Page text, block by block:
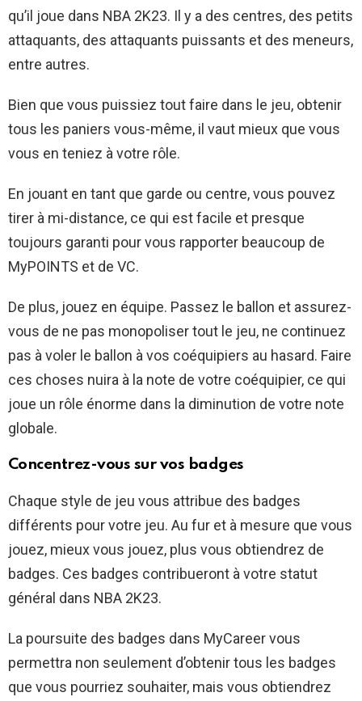
qu’il joue dans NBA 2K23. Il y a des centres, des petits
attaquants, des attaquants puissants et des meneurs,
entre autres.
Bien que vous puissiez tout faire dans le jeu, obtenir
tous les paniers vous-même, il vaut mieux que vous
vous en teniez à votre rôle.
En jouant en tant que garde ou centre, vous pouvez
tirer à mi-distance, ce qui est facile et presque
toujours garanti pour vous rapporter beaucoup de
MyPOINTS et de VC.
De plus, jouez en équipe. Passez le ballon et assurez-
vous de ne pas monopoliser tout le jeu, ne continuez
pas à voler le ballon à vos coéquipiers au hasard. Faire
ces choses nuira à la note de votre coéquipier, ce qui
joue un rôle énorme dans la diminution de votre note
globale.
Concentrez-vous sur vos badges
Chaque style de jeu vous attribue des badges
différents pour votre jeu. Au fur et à mesure que vous
jouez, mieux vous jouez, plus vous obtiendrez de
badges. Ces badges contribueront à votre statut
général dans NBA 2K23.
La poursuite des badges dans MyCareer vous
permettra non seulement d’obtenir tous les badges
que vous pourriez souhaiter, mais vous obtiendrez